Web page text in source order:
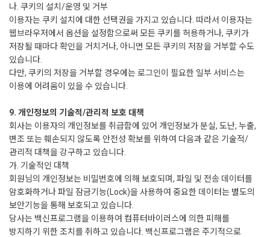
나. 쿠키의 설치/운영 및 거부
이용자는 쿠키 설치에 대한 선택권을 가지고 있습니다. 따라서 이용자는
웹브라우저에서 옵션을 설정함으로써 모든 쿠키를 허용하거나, 쿠키가
저장될 때마다 확인을 거치거나, 아니면 모든 쿠키의 저장을 거부할 수도
있습니다.
다만, 쿠키의 저장을 거부할 경우에는 로그인이 필요한 일부 서비스는
이용에 어려움이 있을 수 있습니다.
9. 개인정보의 기술적/관리적 보호 대책
회사는 이용자의 개인정보를 취급함에 있어 개인정보가 분실, 도난, 누출,
변조 또는 훼손되지 않도록 안전성 확보를 위하여 다음과 같은 기술적/
관리적 대책을 강구하고 있습니다.
가. 기술적인 대책
회원님의 개인정보는 비밀번호에 의해 보호되며, 파일 및 전송 데이터를
암호화하거나 파일 잠금기능(Lock)을 사용하여 중요한 데이터는 별도의
보안기능을 통해 보호되고 있습니다.
당사는 백신프로그램을 이용하여 컴퓨터바이러스에 의한 피해를
방지하기 위한 조치를 취하고 있습니다. 백신프로그램은 주기적으로